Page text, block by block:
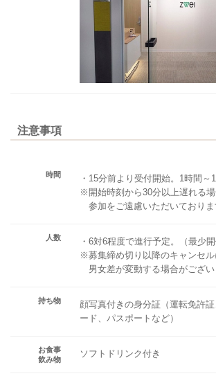
注意事項
時間
・15分前より受付開始。1時間～
※開始時刻から30分以上遅れる
参加をご遠慮いただいておりま
人数
・6対6程度で進行予定。（最少開
※募集締め切り以降のキャンセル
男女差が変動する場合がござい
持ち物
顔写真付きの身分証（運転免許
ード、パスポートなど）
お食事
飲み物
ソフトドリンク付き